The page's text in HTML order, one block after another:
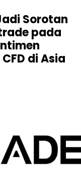
Sorotan
pada
di Asia